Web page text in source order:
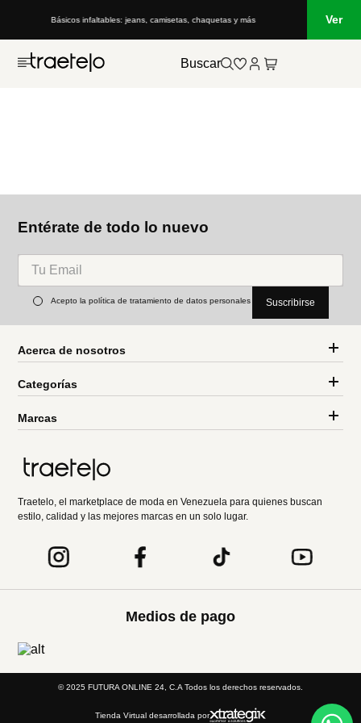
Básicos infaltables: jeans, camisetas, chaquetas y más Ver
Buscar
Entérate de todo lo nuevo
Acepto la política de tratamiento de datos personales Suscribirse
Acerca de nosotros
Categorías
Marcas
Traetelo, el marketplace de moda en Venezuela para quienes buscan
estilo, calidad y las mejores marcas en un solo lugar.
Medios de pago
© 2025 FUTURA ONLINE 24, C.A Todos los derechos reservados.
Tienda Virtual desarrollada por